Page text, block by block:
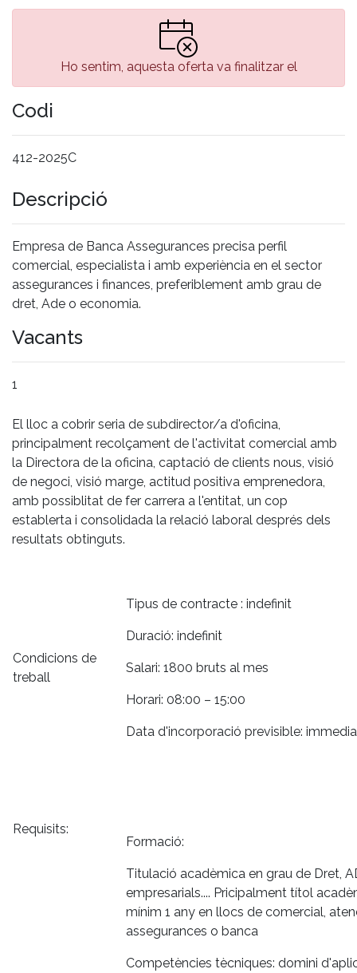
Ho sentim, aquesta oferta va finalitzar el
Codi
412-2025C
Descripció
Empresa de Banca Assegurances precisa perfil
comercial, especialista i amb experiència en el sector
assegurances i finances, preferiblement amb grau de
dret, Ade o economia.
Vacants
1
El lloc a cobrir seria de subdirector/a d'oficina,
principalment recolçament de l'activitat comercial amb
la Directora de la oficina, captació de clients nous, visió
de negoci, visió marge, actitud positiva emprenedora,
amb possiblitat de fer carrera a l'entitat, un cop
establerta i consolidada la relació laboral després dels
resultats obtinguts.
Condicions de
treball
Tipus de contracte : indefinit
Duració: indefinit
Salari: 1800 bruts al mes
Horari: 08:00 – 15:00
Data d'incorporació previsible:
Requisits:
Formació:
Titulació acadèmica en grau de Dret,
empresarials.... Pricipalment títol
mínim 1 any en llocs de comercial,
assegurances o banca
Competències tècniques: domini